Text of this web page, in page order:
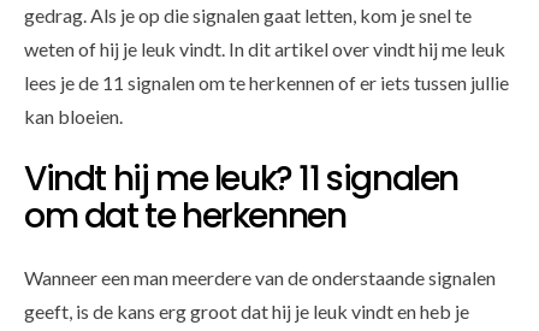
gedrag. Als je op die signalen gaat letten, kom je snel te
weten of hij je leuk vindt. In dit artikel over vindt hij me leuk
lees je de 11 signalen om te herkennen of er iets tussen jullie
kan bloeien.
Vindt hij me leuk? 11 signalen
om dat te herkennen
Wanneer een man meerdere van de onderstaande signalen
geeft, is de kans erg groot dat hij je leuk vindt en heb je